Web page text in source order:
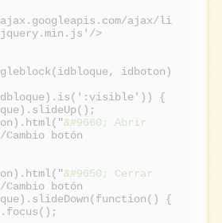
ajax/li
>
idboton)
{
&#9660; Abrir
botón
&#9650; Cerrar
botón
{